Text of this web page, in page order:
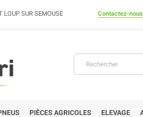
SUR SEMOUSE Contactez-nous
PIÈCES AGRICOLES ELEVAGE